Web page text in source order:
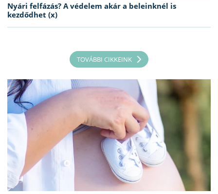
Nyári felfázás? A védelem akár a beleinknél is
kezdődhet (x)
TOVÁBBI CIKKEINK